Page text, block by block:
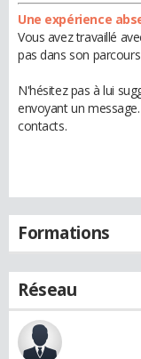
Une expérience
Vous avez travaillé
pas dans son
N'hésitez pas à lui
envoyant un
contacts.
Formations
Réseau